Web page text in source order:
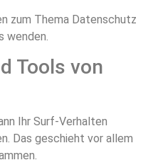
zum Thema Datenschutz
wenden.
Tools von
Ihr Surf-Verhalten
Das geschieht vor allem